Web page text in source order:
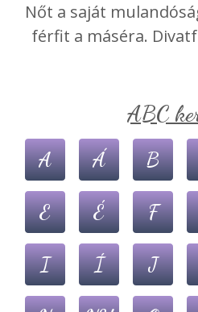
Nőt a saját
férfit a máséra.
ABC
A Á B
E É F
I Í J